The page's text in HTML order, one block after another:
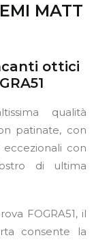
MATT
ottici
qualità
patinate, con
con
di ultima
FOGRA51, il
consente la